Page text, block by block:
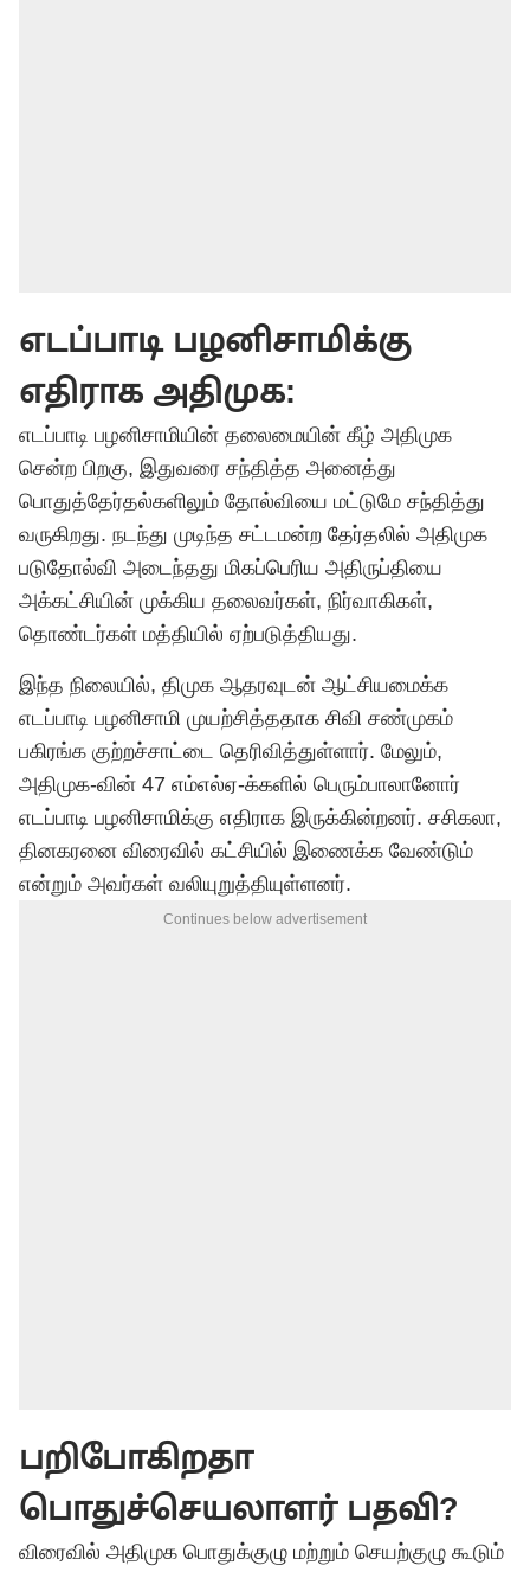
எடப்பாடி பழனிசாமிக்கு
எதிராக அதிமுக:
எடப்பாடி பழனிசாமியின் தலைமையின் கீழ் அதிமுக
சென்ற பிறகு, இதுவரை சந்தித்த அனைத்து
பொதுத்தேர்தல்களிலும் தோல்வியை மட்டுமே சந்தித்து
வருகிறது. நடந்து முடிந்த சட்டமன்ற தேர்தலில் அதிமுக
படுதோல்வி அடைந்தது மிகப்பெரிய அதிருப்தியை
அக்கட்சியின் முக்கிய தலைவர்கள், நிர்வாகிகள்,
தொண்டர்கள் மத்தியில் ஏற்படுத்தியது.
இந்த நிலையில், திமுக ஆதரவுடன் ஆட்சியமைக்க
எடப்பாடி பழனிசாமி முயற்சித்ததாக சிவி சண்முகம்
பகிரங்க குற்றச்சாட்டை தெரிவித்துள்ளார். மேலும்,
அதிமுக-வின் 47 எம்எல்ஏ-க்களில் பெரும்பாலானோர்
எடப்பாடி பழனிசாமிக்கு எதிராக இருக்கின்றனர். சசிகலா,
தினகரனை விரைவில் கட்சியில் இணைக்க வேண்டும்
என்றும் அவர்கள் வலியுறுத்தியுள்ளனர்.
Continues below advertisement
பறிபோகிறதா
பொதுச்செயலாளர் பதவி?
விரைவில் அதிமுக பொதுக்குழு மற்றும் செயற்குழு கூடும்